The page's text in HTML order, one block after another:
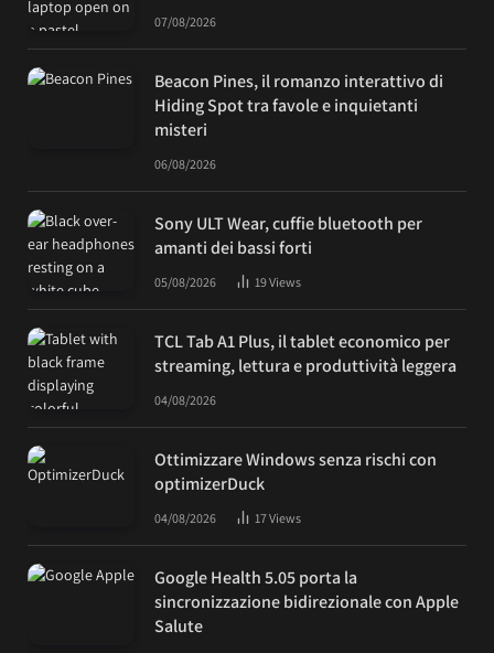
07/08/2026
Beacon Pines, il romanzo interattivo di
Hiding Spot tra favole e inquietanti
misteri
06/08/2026
Sony ULT Wear, cuffie bluetooth per
amanti dei bassi forti
05/08/2026 19Views
TCL Tab A1 Plus, il tablet economico per
streaming, lettura e produttività leggera
04/08/2026
Ottimizzare Windows senza rischi con
optimizerDuck
04/08/2026 17Views
Google Health 5.05 porta la
sincronizzazione bidirezionale con Apple
Salute